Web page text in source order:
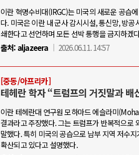
이란 혁명수비대(IRGC)는 미국의 새로운 공습
다. 미국은 이란 내 군사 감시시설, 통신망, 방
쇄한다고 선언하며 모든 선박 통행을 금지하겠
출처: aljazeera 2026.06.11. 14:57
[중동/아프리카]
테헤란 학자 “트럼프의 거짓말과
이란 테헤란대 연구원 모하마드 에슬라미
결과라고 주장했다. 그는 트럼프가 반복적으로
말했다. 특히 미국의 공습으로 남부 지역 저수
확산되고 있다고 설명했다.